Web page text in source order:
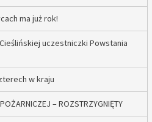
ma już rok!
uczestniczki Powstania
w kraju
– ROZSTRZYGNIĘTY